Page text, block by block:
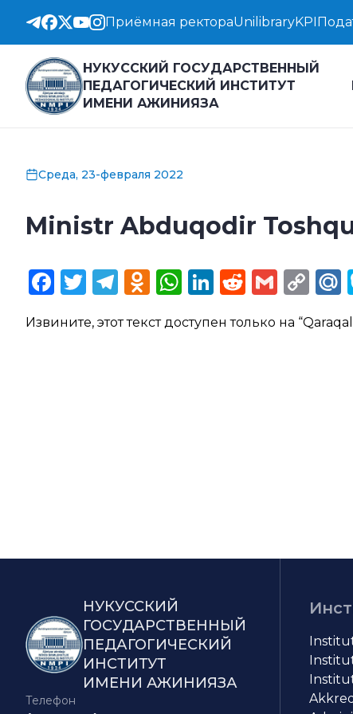
Приёмная ректораUnilibraryKPI
НУКУССКИЙ ГОСУДАРСТВЕННЫЙ
ПЕДАГОГИЧЕСКИЙ ИНСТИТУТ
ИМЕНИ АЖИНИЯЗА
Среда, 23-февраля 2022
Ministr Abduqodir
Facebook
Twitter
Telegram
Odnoklassniki
WhatsApp
LinkedIn
Reddit
Gmail
Извините, этот текст доступен только на “
НУКУССКИЙ
ГОСУДАРСТВЕННЫЙ
ПЕДАГОГИЧЕСКИЙ
ИНСТИТУТ
ИМЕНИ АЖИНИЯЗА
Телефон